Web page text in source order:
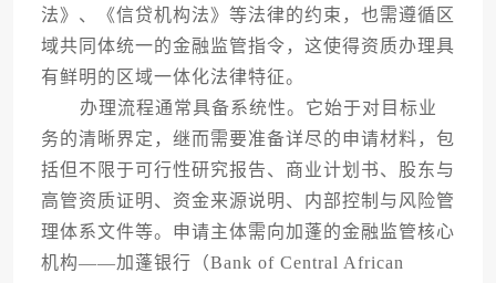
法》、《信贷机构法》等法律的约束，也需遵循区
域共同体统一的金融监管指令，这使得资质办理具
有鲜明的区域一体化法律特征。
办理流程通常具备系统性。它始于对目标业
务的清晰界定，继而需要准备详尽的申请材料，包
括但不限于可行性研究报告、商业计划书、股东与
高管资质证明、资金来源说明、内部控制与风险管
理体系文件等。申请主体需向加蓬的金融监管核心
机构——加蓬银行（Bank of Central African